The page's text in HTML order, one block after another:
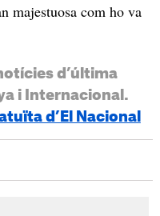
majestuosa com ho va
d’última
i Internacional.
d’El Nacional